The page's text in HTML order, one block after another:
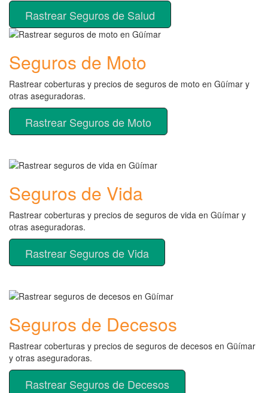
Rastrear Seguros de Salud
Seguros de Moto
Rastrear coberturas y precios de seguros de moto en Güímar y
otras aseguradoras.
Rastrear Seguros de Moto
Seguros de Vida
Rastrear coberturas y precios de seguros de vida en Güímar y
otras aseguradoras.
Rastrear Seguros de Vida
Seguros de Decesos
Rastrear coberturas y precios de seguros de decesos en Güímar
y otras aseguradoras.
Rastrear Seguros de Decesos